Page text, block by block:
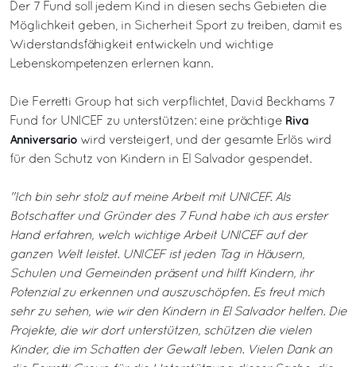
Der 7 Fund soll jedem Kind in diesen sechs Gebieten die
Möglichkeit geben, in Sicherheit Sport zu treiben, damit es
Widerstandsfähigkeit entwickeln und wichtige
Lebenskompetenzen erlernen kann.
Die Ferretti Group hat sich verpflichtet, David Beckhams 7
Fund for UNICEF zu unterstützen: eine prächtige Riva
Anniversario wird versteigert, und der gesamte Erlös wird
für den Schutz von Kindern in El Salvador gespendet.
"Ich bin sehr stolz auf meine Arbeit mit UNICEF. Als
Botschafter und Gründer des 7 Fund habe ich aus erster
Hand erfahren, welch wichtige Arbeit UNICEF auf der
ganzen Welt leistet. UNICEF ist jeden Tag in Häusern,
Schulen und Gemeinden präsent und hilft Kindern, ihr
Potenzial zu erkennen und auszuschöpfen. Es freut mich
sehr zu sehen, wie wir den Kindern in El Salvador helfen. Die
Projekte, die wir dort unterstützen, schützen die vielen
Kinder, die im Schatten der Gewalt leben. Vielen Dank an